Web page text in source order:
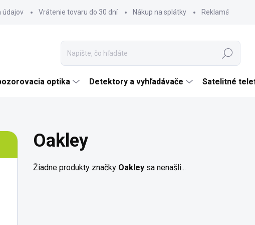
údajov Vrátenie tovaru do 30 dní Nákup na splátky Reklamácia
Hľadať
optika Detektory a vyhľadávače Satelitné
Oakley
Žiadne produkty značky Oakley sa nenašli...